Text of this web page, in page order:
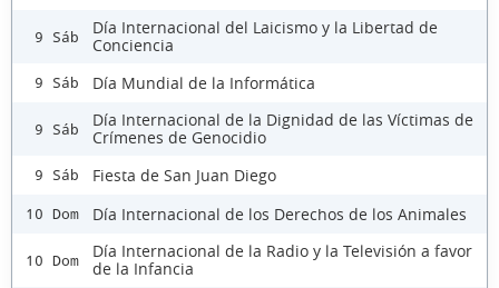
9 Sáb
Día Internacional del Laicismo y la Libertad de
Conciencia
9 Sáb Día Mundial de la Informática
9 Sáb
Día Internacional de la Dignidad de las Víctimas de
Crímenes de Genocidio
9 Sáb Fiesta de San Juan Diego
10 Dom Día Internacional de los Derechos de los Animales
10 Dom
Día Internacional de la Radio y la Televisión a favor
de la Infancia